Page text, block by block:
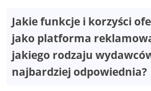
Jakie funkcje i korzyści
jako platforma
jakiego rodzaju
najbardziej odpowiednia?